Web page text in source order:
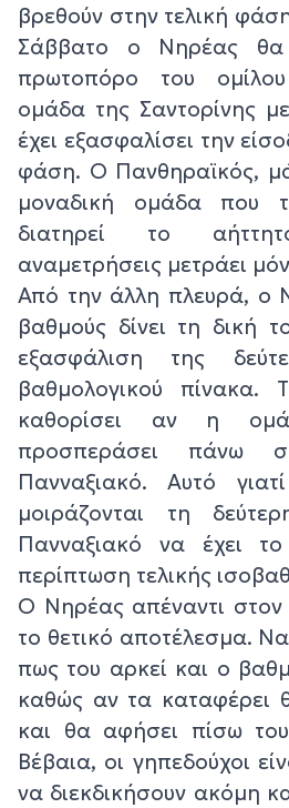
βρεθούν στην τελική
Σάββατο ο Νηρέας θα
πρωτοπόρο του
ομάδα της Σαντορίνης
έχει εξασφαλίσει την
φάση. Ο Πανθηραϊκός,
μοναδική ομάδα που
διατηρεί το
αναμετρήσεις μετράει
Από την άλλη πλευρά, ο
βαθμούς δίνει τη δική
εξασφάλιση της
βαθμολογικού
καθορίσει αν η
προσπεράσει πάνω
Πανναξιακό. Αυτό
μοιράζονται τη
Πανναξιακό να έχει
περίπτωση τελικής
Ο Νηρέας απέναντι στον
το θετικό αποτέλεσμα.
πως του αρκεί και ο
καθώς αν τα καταφέρει
και θα αφήσει πίσω
Βέβαια, οι γηπεδούχοι
να διεκδικήσουν ακόμη